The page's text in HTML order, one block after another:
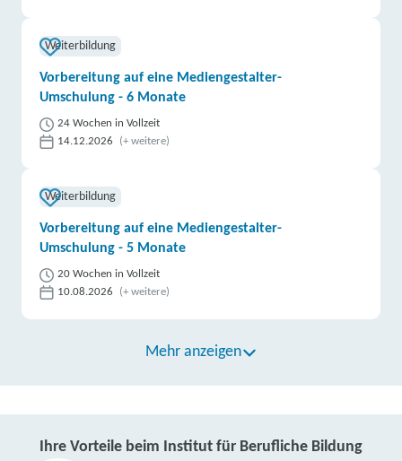
Weiterbildung
Vorbereitung auf eine Mediengestalter-
Umschulung - 6 Monate
24 Wochen in Vollzeit
14.12.2026
(+ weitere)
Weiterbildung
Vorbereitung auf eine Mediengestalter-
Umschulung - 5 Monate
20 Wochen in Vollzeit
10.08.2026
(+ weitere)
Mehr anzeigen
Ihre Vorteile beim Institut für Berufliche Bildung